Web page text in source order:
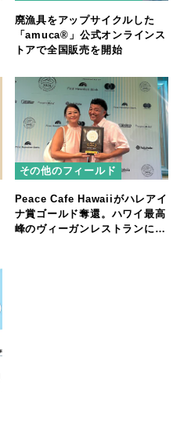
廃漁具をアップサイクルした
「amuca®」公式オンラインス
トアで全国販売を開始
その他のフィールド
Peace Cafe Hawaiiがハレアイ
ナ賞ゴールド奪還。ハワイ最高
峰のヴィーガンレストランに返